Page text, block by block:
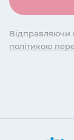
Відправляючи
політикою